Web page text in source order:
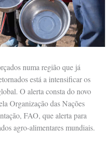
numa região que já
está a intensificar os
O alerta consta do novo
Organização das Nações
FAO, que alerta para
agro-alimentares mundiais.